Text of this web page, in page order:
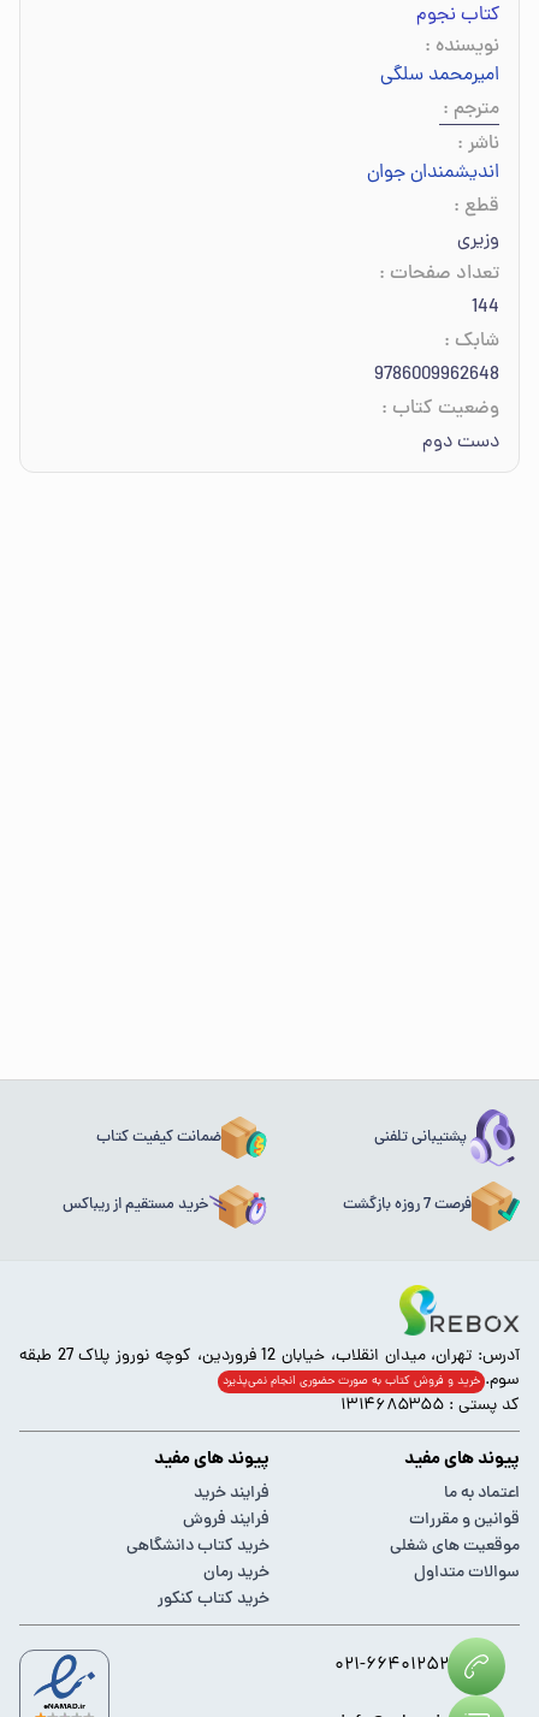
کتاب نجوم
نویسنده :
امیرمحمد سلگی
مترجم :
ناشر :
اندیشمندان جوان
قطع :
وزیری
تعداد صفحات :
144
شابک :
9786009962648
وضعیت کتاب :
دست دوم
پشتیبانی تلفنی ضمانت کیفیت کتاب
فرصت 7 روزه بازگشت خرید مستقیم از ریباکس
آدرس: تهران، میدان انقلاب، خیابان 12 فروردین، کوچه نوروز پلاک 27 طبقه
سوم. خرید و فروش کتاب به صورت حضوری انجام‌ نمی‌پذیرد
کد پستی : ۱۳۱۴۶۸۵۳۵۵
پیوند های مفید
اعتماد به ما
قوانین و مقررات
موقعیت های شغلی
سوالات متداول
پیوند های مفید
فرایند خرید
فرایند فروش
خرید کتاب دانشگاهی
خرید رمان
خرید کتاب کنکور
۰۲۱-۶۶۴۰۱۲۵۲